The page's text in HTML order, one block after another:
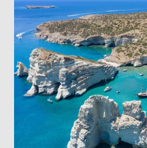
Mayıs ile Ekimarası açık.